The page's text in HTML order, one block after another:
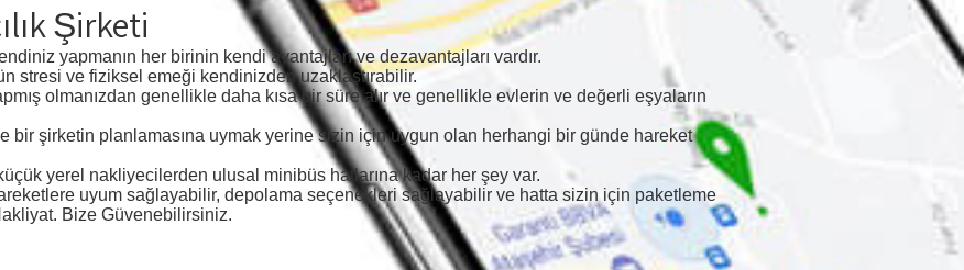
Şirketi
yapmanın her birinin kendi avantajları ve dezavantajları vardır.
stresi ve fiziksel emeği kendinizden uzaklaştırabilir.
olmanızdan genellikle daha kısa bir süre alır ve genellikle evlerin ve değerli eşyaların
bir şirketin planlamasına uymak yerine sizin için uygun olan herhangi bir günde hareket
yerel nakliyecilerden ulusal minibüs hatlarına kadar her şey var.
uyum sağlayabilir, depolama seçenekleri sağlayabilir ve hatta sizin için paketleme
Bize Güvenebilirsiniz.